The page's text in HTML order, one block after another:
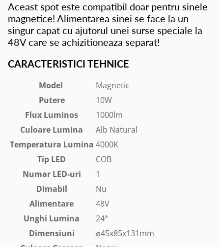
Aceast spot este compatibil doar pentru sinele
magnetice! Alimentarea sinei se face la un
singur capat cu ajutorul unei surse speciale la
48V care se achizitioneaza separat!
CARACTERISTICI TEHNICE
Model
Magnetic
Putere
10W
Flux Luminos
1000lm
Culoare Lumina
Alb Natural
Temperatura Lumina 4000K
Tip LED
COB
Numar LED-uri
1
Dimabil
Nu
Alimentare
48V
Unghi Lumina
24°
Dimensiuni
⌀45x85x131mm